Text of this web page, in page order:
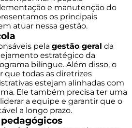
e manutenção do
os principais
atuar nessa gestão.
pela gestão geral da
estratégico da
bilíngue. Além disso, o
que todas as diretrizes
estejam alinhadas com
Ele também precisa ter uma
a equipe e garantir que o
a longo prazo.